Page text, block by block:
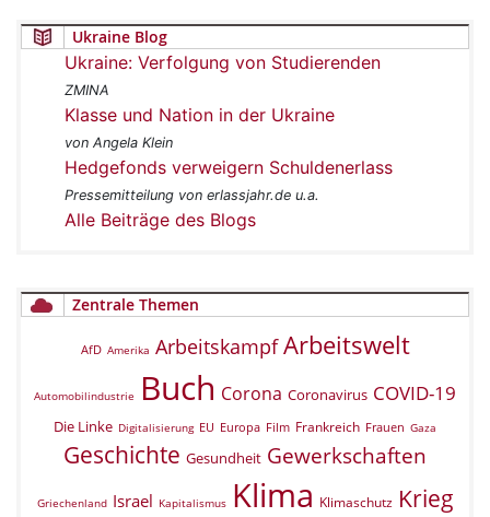
Ukraine Blog
Ukraine: Verfolgung von Studierenden
ZMINA
Klasse und Nation in der Ukraine
von Angela Klein
Hedgefonds verweigern Schuldenerlass
Pressemitteilung von erlassjahr.de u.a.
Alle Beiträge des Blogs
Zentrale Themen
AfD Amerika Arbeitskampf Arbeitswelt
Automobilindustrie Buch Corona Coronavirus COVID-19
Die Linke Digitalisierung EU Europa Film Frankreich Frauen Gaza
Geschichte Gesundheit Gewerkschaften
Griechenland Israel Kapitalismus Klima Klimaschutz Krieg